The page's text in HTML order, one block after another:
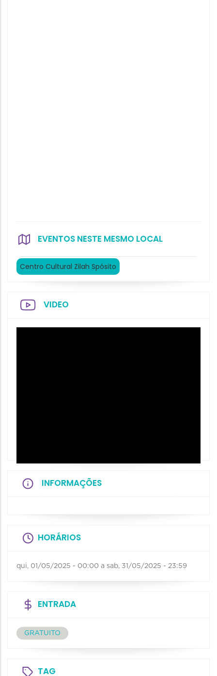
EVENTOS NESTE MESMO LOCAL
Centro Cultural Zilah Spósito
VIDEO
INFORMAÇÕES
HORÁRIOS
qui, 01/05/2025 - 00:00 a sab, 31/05/2025 - 23:59
ENTRADA
GRATUITO
TAG